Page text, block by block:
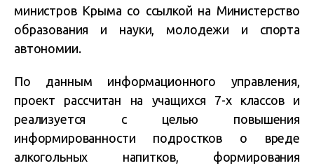
министров Крыма со ссылкой на Министерство
образования и науки, молодежи и спорта
автономии.
По данным информационного управления,
проект рассчитан на учащихся 7-х классов и
реализуется с целью повышения
информированности подростков о вреде
алкогольных напитков, формирования